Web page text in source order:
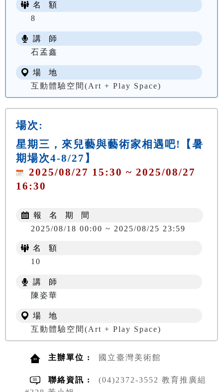
名 額
8
講 師
石孟鑫
場 地
互動體驗空間(Art + Play Space)
場次:
星期三，來兒藝與藝術家相遇吧!【暑
期場次4-8/27】
2025/08/27 15:30 ~ 2025/08/27
16:30
報 名 期 間
2025/08/18 00:00 ~ 2025/08/25 23:59
名 額
10
講 師
陳姿華
場 地
互動體驗空間(Art + Play Space)
主辦單位 : 國立臺灣美術館
聯絡資訊 :
(04)2372-3552 教育推廣組